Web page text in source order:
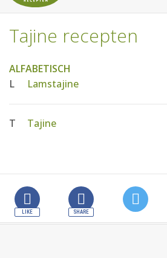
HOME
Tajine recepten
ALFABETISCH
L
Lamstajine
T Tajine